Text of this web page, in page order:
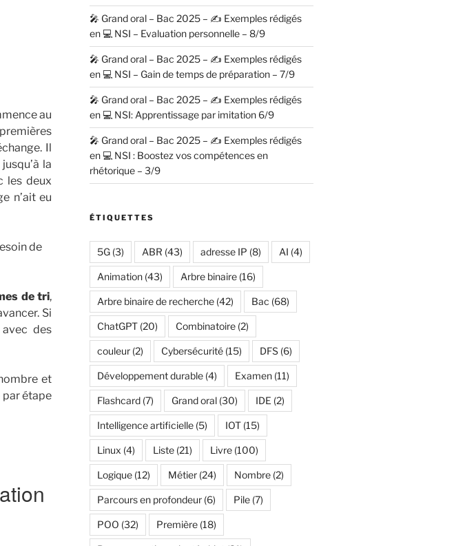
au
Il
la
les deux
n’ait eu
de
de tri,
Si
des
et
par étape
🎤 Grand oral – Bac 2025 – ✍️ Exemples rédigés
en 💻 NSI – Evaluation personnelle – 8/9
🎤 Grand oral – Bac 2025 – ✍️ Exemples rédigés
en 💻 NSI – Gain de temps de préparation – 7/9
🎤 Grand oral – Bac 2025 – ✍️ Exemples rédigés
en 💻 NSI: Apprentissage par imitation 6/9
🎤 Grand oral – Bac 2025 – ✍️ Exemples rédigés
en 💻 NSI : Boostez vos compétences en
rhétorique – 3/9
ÉTIQUETTES
5G(3) ABR (43) adresse IP (8) AI (4)
Animation(43) Arbre binaire(16)
Arbre binaire de recherche(42) Bac (68)
ChatGPT(20) Combinatoire(2)
couleur(2) Cybersécurité(15) DFS(6)
Développement durable(4) Examen(11)
Flashcard(7) Grand oral(30) IDE (2)
Intelligence artificielle(5) IOT(15)
Linux (4) Liste(21) Livre(100)
Logique(12) Métier(24) Nombre(2)
Parcours en profondeur(6) Pile(7)
POO (32) Première(18)